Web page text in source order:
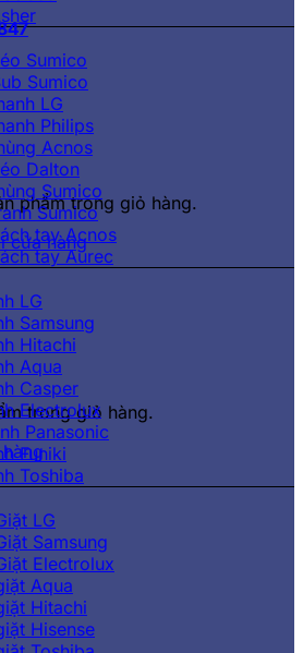
phẩm trong giỏ hàng.
cửa hàng
trong giỏ hàng.
Sumico
Sumico
LG
Philips
Acnos
Dalton
Sumico
Sumico
tay Acnos
tay Aurec
LG
Samsung
Hitachi
Aqua
Casper
Electrolux
Panasonic
Funiki
Toshiba
LG
Samsung
Electrolux
Aqua
Hitachi
Hisense